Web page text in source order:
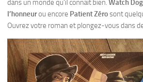
dans un monde qu’il connait bien. Watch
l’honneurou encore Patient Zérosont
Ouvrez votre roman et plongez-vous dans